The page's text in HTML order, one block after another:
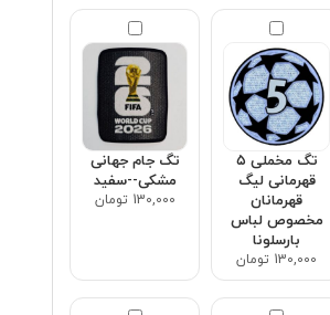
تگ مخملی ۵
قهرمانی لیگ
قهرمانان
مخصوص لباس
بارسلونا
130,000 تومان
تگ جام جهانی
مشکی--سفید
130,000 تومان